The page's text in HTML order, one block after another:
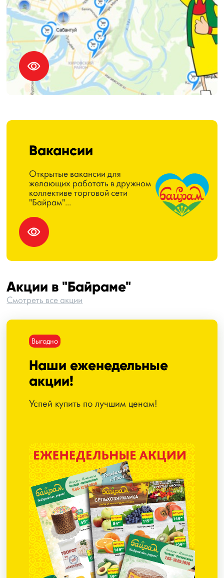
Вакансии
Открытые вакансии для
желающих работать в дружном
коллективе торговой сети
"Байрам"...
Акции в "Байраме"
Смотреть все акции
Выгодно
Наши еженедельные
акции!
Успей купить по лучшим ценам!